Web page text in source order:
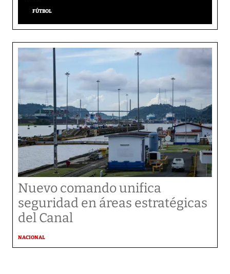
FÚTBOL
Nuevo comando unifica
seguridad en áreas estratégicas
del Canal
NACIONAL